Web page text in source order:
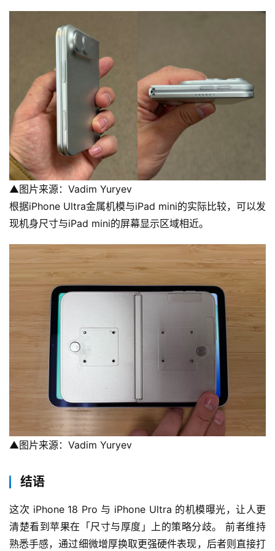
▲图片来源：Vadim Yuryev
根据iPhone Ultra金属机模与iPad mini的实际比较，可以发
现机身尺寸与iPad mini的屏幕显示区域相近。
▲图片来源：Vadim Yuryev
结语
这次 iPhone 18 Pro 与 iPhone Ultra 的机模曝光，让人更
清楚看到苹果在「尺寸与厚度」上的策略分歧。 前者维持
熟悉手感，通过细微增厚换取更强硬件表现，后者则直接打